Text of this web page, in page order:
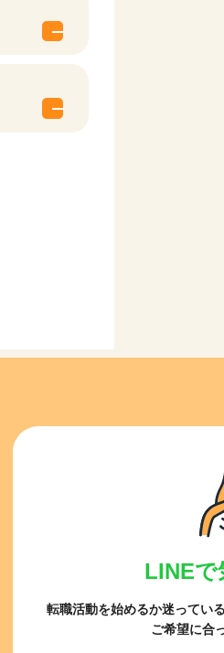
LINEで
転職活動を始めるか迷っている
ご希望に合